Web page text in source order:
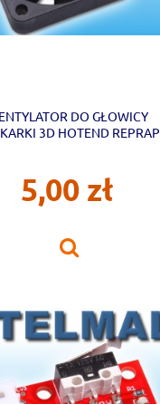
DO GŁOWICY
3D HOTEND REPRAP
5,00 zł